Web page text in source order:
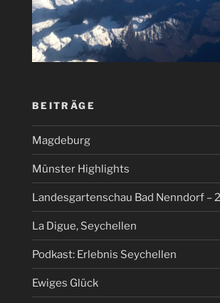
BEITRÄGE
Magdeburg
Münster Highlights
Landesgartenschau Bad Nenndorf –
La Digue, Seychellen
Podkast: Erlebnis Seychellen
Ewiges Glück